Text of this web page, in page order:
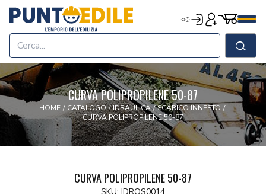
Edilizia Punto EdileAccediRegistrati
Cerca
Home
Chi Siamo
Termini & Condizioni
Contatti
CURVA POLIPROPILENE 50-87
HOME / CATALOGO / IDRAULICA / SCARICO INNESTO /
CURVA POLIPROPILENE 50-87
CURVA POLIPROPILENE 50-87
SKU: IDROS0014